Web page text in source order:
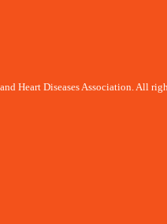
Heart Diseases Association. All